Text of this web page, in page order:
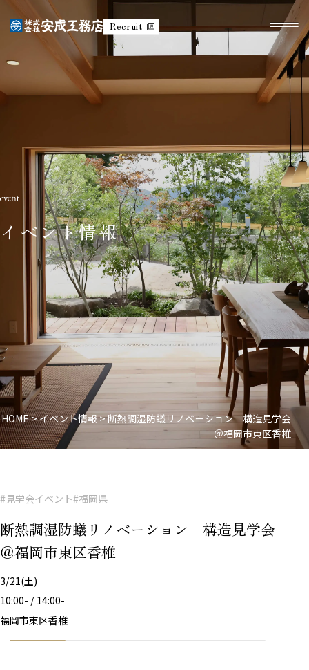
Recruit
イベント情報
HOME>イベント情報>断熱調湿防蟻リノベーション 構造見学会
＠福岡市東区香椎
#見学会イベント#福岡県
断熱調湿防蟻リノベーション 構造見学会
＠福岡市東区香椎
3/21(土)
10:00- / 14:00-
福岡市東区香椎